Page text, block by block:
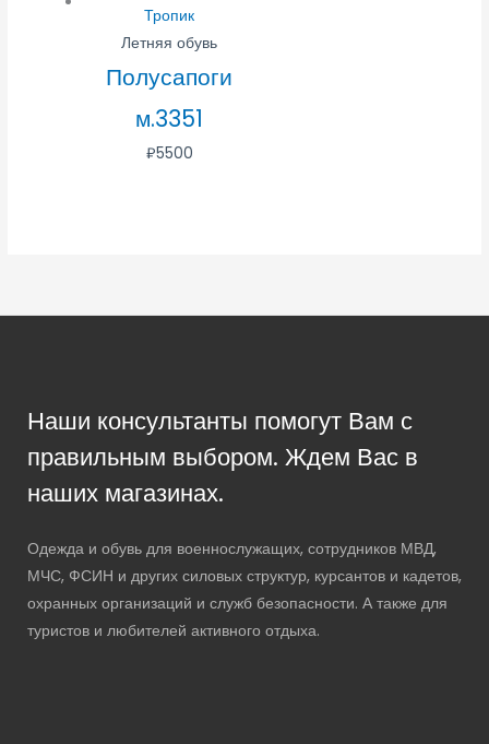
Летняя обувь
Полусапоги
м.3351
₽5500
Наши консультанты помогут Вам с
правильным выбором. Ждем Вас в
наших магазинах.
Одежда и обувь для военнослужащих, сотрудников МВД,
МЧС, ФСИН и других силовых структур, курсантов и кадетов,
охранных организаций и служб безопасности. А также для
туристов и любителей активного отдыха.